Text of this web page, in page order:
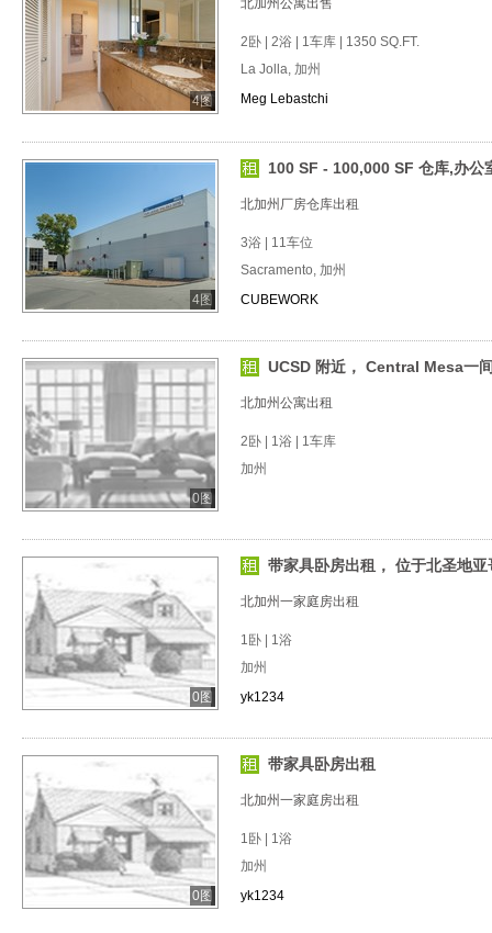
4图
北加州公寓出售
2卧 | 2浴 | 1车库 | 1350 SQ.FT.
La Jolla, 加州
Meg Lebastchi
4图
100 SF - 100,000 SF 仓库,办公
北加州厂房仓库出租
3浴 | 11车位
Sacramento, 加州
CUBEWORK
0图
UCSD 附近， Central Mesa一
北加州公寓出租
2卧 | 1浴 | 1车库
加州
0图
带家具卧房出租， 位于北圣地亚
北加州一家庭房出租
1卧 | 1浴
加州
yk1234
0图
带家具卧房出租
北加州一家庭房出租
1卧 | 1浴
加州
yk1234